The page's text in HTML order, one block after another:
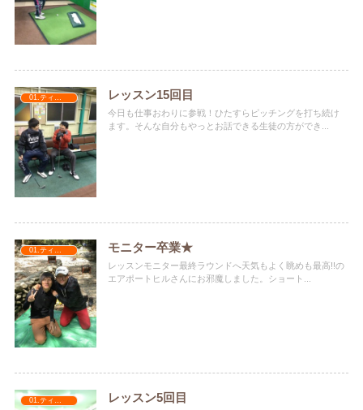
01.ティナターナ レッスン15回目
今日も仕事おわりに参戦！ひたすらピッチングを打ち続け
ます。そんな自分もやっとお話できる生徒の方ができ...
モニター卒業★
レッスンモニター最終ラウンドへ天気もよく眺めも最高!!の
エアポートヒルさんにお邪魔しました。ショート...
01.ティナターナ レッスン5回目